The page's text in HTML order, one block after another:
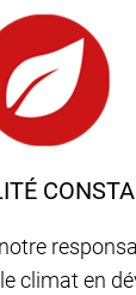
climat en